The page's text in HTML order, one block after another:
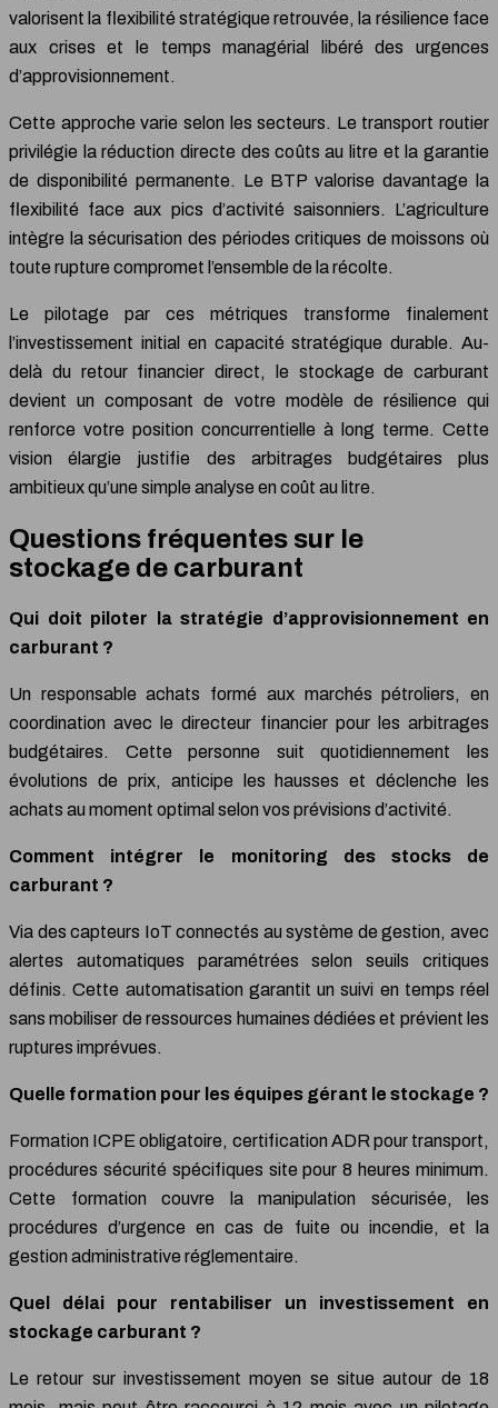
valorisent la flexibilité stratégique retrouvée, la résilience face
aux crises et le temps managérial libéré des urgences
d’approvisionnement.
Cette approche varie selon les secteurs. Le transport routier
privilégie la réduction directe des coûts au litre et la garantie
de disponibilité permanente. Le BTP valorise davantage la
flexibilité face aux pics d’activité saisonniers. L’agriculture
intègre la sécurisation des périodes critiques de moissons où
toute rupture compromet l’ensemble de la récolte.
Le pilotage par ces métriques transforme finalement
l’investissement initial en capacité stratégique durable. Au-
delà du retour financier direct, le stockage de carburant
devient un composant de votre modèle de résilience qui
renforce votre position concurrentielle à long terme. Cette
vision élargie justifie des arbitrages budgétaires plus
ambitieux qu’une simple analyse en coût au litre.
Questions fréquentes sur le
stockage de carburant
Qui doit piloter la stratégie d’approvisionnement en
carburant ?
Un responsable achats formé aux marchés pétroliers, en
coordination avec le directeur financier pour les arbitrages
budgétaires. Cette personne suit quotidiennement les
évolutions de prix, anticipe les hausses et déclenche les
achats au moment optimal selon vos prévisions d’activité.
Comment intégrer le monitoring des stocks de
carburant ?
Via des capteurs IoT connectés au système de gestion, avec
alertes automatiques paramétrées selon seuils critiques
définis. Cette automatisation garantit un suivi en temps réel
sans mobiliser de ressources humaines dédiées et prévient les
ruptures imprévues.
Quelle formation pour les équipes gérant le stockage ?
Formation ICPE obligatoire, certification ADR pour transport,
procédures sécurité spécifiques site pour 8 heures minimum.
Cette formation couvre la manipulation sécurisée, les
procédures d’urgence en cas de fuite ou incendie, et la
gestion administrative réglementaire.
Quel délai pour rentabiliser un investissement en
stockage carburant ?
Le retour sur investissement moyen se situe autour de 18